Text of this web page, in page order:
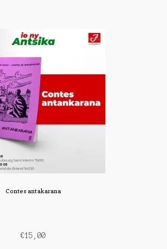
Contes antakarana
€15,00